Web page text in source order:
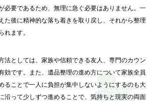
必要であるため、 無理に急ぐ必要はありません。一
た後に精神的な落ち着きを取り戻し、 それから整理
れます。
法としては、家族や信頼できる友人、 専門のカウン
効です。また、 遺品整理の進め方について家族全員
ることで一人に負担が集中しないようにするのも大
沿って少しずつ進めることで、 気持ちと現実の両面